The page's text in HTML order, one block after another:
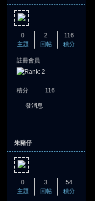
0
主題
2
回帖
116
積分
註冊會員
積分 116
發消息
朱豬仔
0
主題
3
回帖
54
積分